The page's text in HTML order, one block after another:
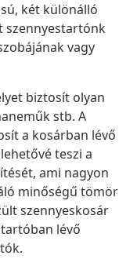
két különálló
szennyestartónk
vagy
biztosít olyan
stb. A
a kosárban lévő
teszi a
ami nagyon
minőségű tömör
szennyeskosár
lévő